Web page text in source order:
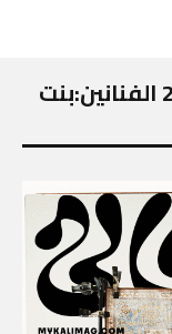
ضيوف غلاف عدد ‘الذبذبات’ 2024 الفنانين:بنت